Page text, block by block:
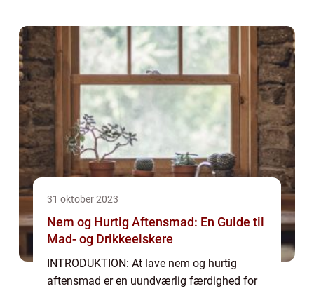
aftensmad”? Og hvordan er denne vigtige
31 oktober 2023
Nem og Hurtig Aftensmad: En Guide til
Mad- og Drikkeelskere
INTRODUKTION: At lave nem og hurtig
aftensmad er en uundværlig færdighed for